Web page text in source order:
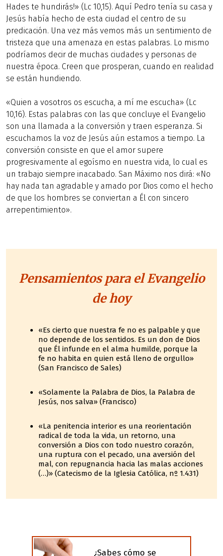
Hades te hundirás!» (Lc 10,15). Aquí Pedro tenía su casa y
Jesús había hecho de esta ciudad el centro de su
predicación. Una vez más vemos más un sentimiento de
tristeza que una amenaza en estas palabras. Lo mismo
podríamos decir de muchas ciudades y personas de
nuestra época. Creen que prosperan, cuando en realidad
se están hundiendo.
«Quien a vosotros os escucha, a mí me escucha» (Lc
10,16). Estas palabras con las que concluye el Evangelio
son una llamada a la conversión y traen esperanza. Si
escuchamos la voz de Jesús aún estamos a tiempo. La
conversión consiste en que el amor supere
progresivamente al egoísmo en nuestra vida, lo cual es
un trabajo siempre inacabado. San Máximo nos dirá: «No
hay nada tan agradable y amado por Dios como el hecho
de que los hombres se conviertan a Él con sincero
arrepentimiento».
Pensamientos para el Evangelio
de hoy
«Es cierto que nuestra fe no es palpable y que
no depende de los sentidos. Es un don de Dios
que Él infunde en el alma humilde, porque la
fe no habita en quien está lleno de orgullo»
(San Francisco de Sales)
«Solamente la Palabra de Dios, la Palabra de
Jesús, nos salva» (Francisco)
«La penitencia interior es una reorientación
radical de toda la vida, un retorno, una
conversión a Dios con todo nuestro corazón,
una ruptura con el pecado, una aversión del
mal, con repugnancia hacia las malas acciones
(…)» (Catecismo de la Iglesia Católica, nº 1.431)
¿Sabes cómo se